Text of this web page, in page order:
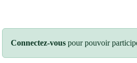
Connectez-vous pour pouvoir